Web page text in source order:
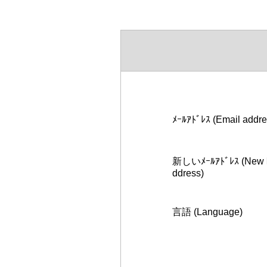
ﾒｰﾙｱﾄﾞﾚｽ (Email
新しいﾒｰﾙｱﾄﾞﾚｽ
ddress)
言語 (Language)